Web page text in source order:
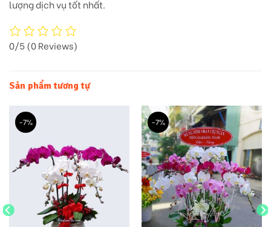
lượng dịch vụ tốt nhất.
0/5(0 Reviews)
Sản phẩm tương tự
-7% -7%